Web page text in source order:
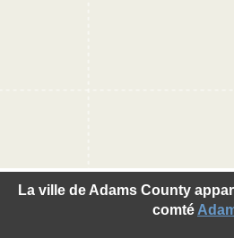
La ville de Adams County
comté